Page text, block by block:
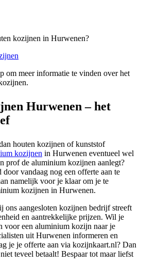
kozijnen in Hurwenen?
om meer informatie te vinden over het
Hurwenen – het
houten kozijnen of kunststof
kozijnen in Hurwenen eventueel wel
prof de aluminium kozijnen aanlegt?
vandaag nog een offerte aan te
namelijk voor je klaar om je te
kozijnen in Hurwenen.
ons aangesloten kozijnen bedrijf streeft
en aantrekkelijke prijzen. Wil je
voor een aluminium kozijn naar je
uit Hurwenen informeren en
je je offerte aan via kozijnkaart.nl? Dan
teveel betaalt! Bespaar tot maar liefst